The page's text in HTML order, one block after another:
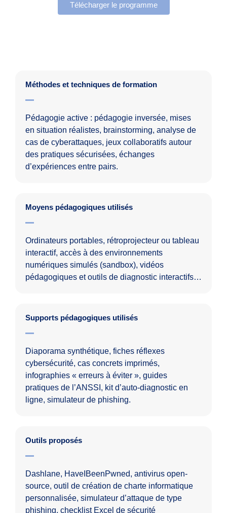
Télécharger le programme
Méthodes et techniques de formation
Pédagogie active : pédagogie inversée, mises
en situation réalistes, brainstorming, analyse de
cas de cyberattaques, jeux collaboratifs autour
des pratiques sécurisées, échanges
d’expériences entre pairs.
Moyens pédagogiques utilisés
Ordinateurs portables, rétroprojecteur ou tableau
interactif, accès à des environnements
numériques simulés (sandbox), vidéos
pédagogiques et outils de diagnostic interactifs…
Supports pédagogiques utilisés
Diaporama synthétique, fiches réflexes
cybersécurité, cas concrets imprimés,
infographies « erreurs à éviter », guides
pratiques de l’ANSSI, kit d’auto-diagnostic en
ligne, simulateur de phishing.
Outils proposés
Dashlane, HaveIBeenPwned, antivirus open-
source, outil de création de charte informatique
personnalisée, simulateur d’attaque de type
phishing, checklist Excel de sécurité